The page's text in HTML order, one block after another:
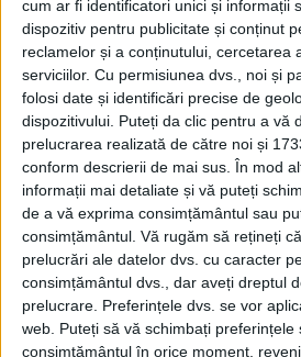
cum ar fi identificatori unici și informații
dispozitiv pentru publicitate și conținut
reclamelor și a conținutului, cercetarea
serviciilor. Cu permisiunea dvs., noi și
folosi date și identificări precise de
dispozitivului. Puteți da clic pentru a vă
prelucrarea realizată de către noi și
conform descrierii de mai sus. În mod
informații mai detaliate și vă puteți
de a vă exprima consimțământul sau
consimțământul. Vă rugăm să rețineți
prelucrări ale datelor dvs. cu caracter
consimțământul dvs., dar aveți dreptul
prelucrare. Preferințele dvs. se vor
web. Puteți să vă schimbați preferințele
consimțământul în orice moment,
ARTICOLE ONLINE
Fecioara sfârtecată de prigoana
Prăznuită pe 25 iunie, Sfânta Mare
în a doua jumătate a